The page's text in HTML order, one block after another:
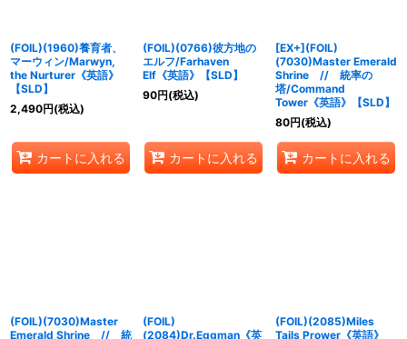
(FOIL)(1960)養育者、
マーウィン/Marwyn,
the Nurturer《英語》
【SLD】
2,490円(税込)
カートに入れる
(FOIL)(0766)彼方地の
エルフ/Farhaven
Elf《英語》【SLD】
90円(税込)
カートに入れる
[EX+](FOIL)
(7030)Master Emerald
Shrine // 統率の
塔/Command
Tower《英語》【SLD】
80円(税込)
カートに入れる
(FOIL)(7030)Master
Emerald Shrine // 統
(FOIL)
(2084)Dr.Eggman《英
(FOIL)(2085)Miles
Tails Prower《英語》